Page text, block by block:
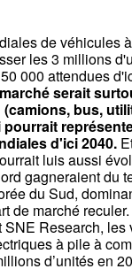
de véhicules
les 3 millions
000 attendues
serait
bus,
d'ici 2040.
luis aussi
gagneraient du
du Sud,
de marché reculer.
Research, les
à pile à
d’unités en